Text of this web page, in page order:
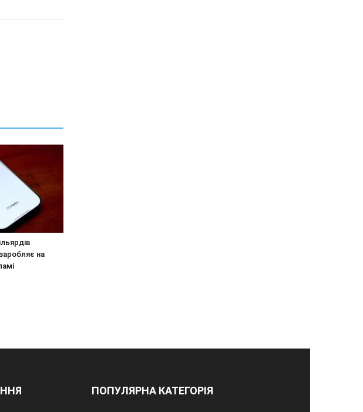
на
ПОПУЛЯРНА КАТЕГОРІЯ